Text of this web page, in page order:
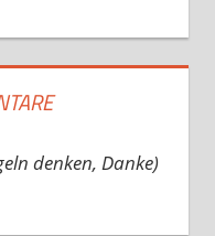
denken, Danke)